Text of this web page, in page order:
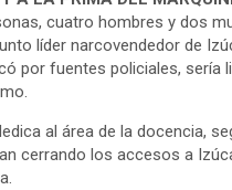
cuatro hombres y dos
líder narcovendedor de
por fuentes policiales,
al área de la docencia,
cerrando los accesos a